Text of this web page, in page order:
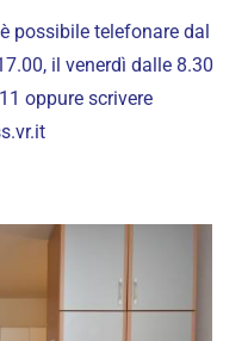
possibile telefonare dal
il venerdì dalle 8.30
oppure scrivere